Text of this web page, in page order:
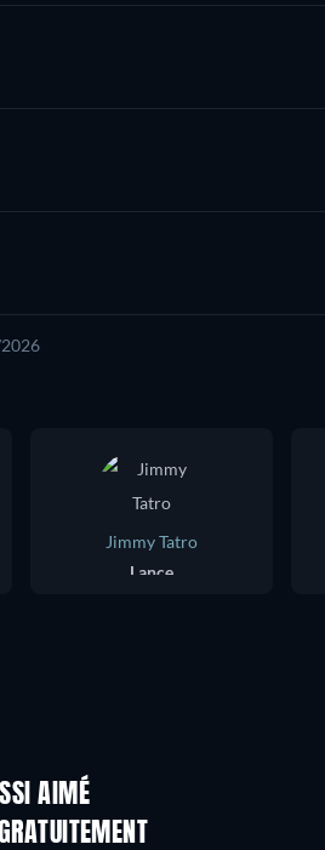
Jimmy Tatro
Lance
AIMÉ